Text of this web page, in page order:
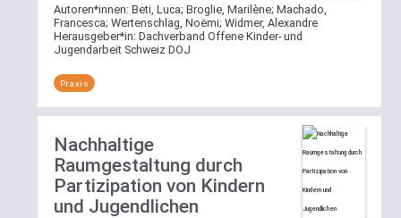
Autoren*innen: Beti, Luca; Broglie, Marilène; Machado,
Francesca; Wertenschlag, Noëmi; Widmer, Alexandre
Herausgeber*in: Dachverband Offene Kinder- und
Jugendarbeit Schweiz DOJ
Praxis
Nachhaltige
Raumgestaltung durch
Partizipation von Kindern
und Jugendlichen